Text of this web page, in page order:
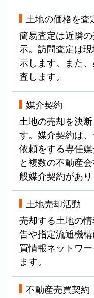
土地の価格を査
簡易査定は近隣
示。訪問査定は
示します。また
査します。
媒介契約
土地の売却を決
す。媒介契約は
依頼をする専任
と複数の不動産
般媒介契約があり
土地売却活動
売却する土地の
告や指定流通機
買情報ネットワ
ます。
不動産売買契約